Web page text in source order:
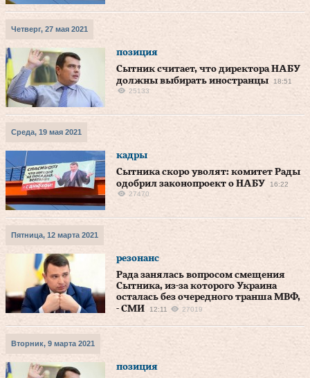
Четверг, 27 мая 2021
позиция
Сытник считает, что директора НАБУ
должны выбирать иностранцы
18:51
25133
Среда, 19 мая 2021
кадры
Сытника скоро уволят: комитет Рады
одобрил законопроект о НАБУ
16:22
27470
Пятница, 12 марта 2021
резонанс
Рада занялась вопросом смещения
Сытника, из-за которого Украина
осталась без очередного транша МВФ,
- СМИ
12:11 27019
Вторник, 9 марта 2021
позиция